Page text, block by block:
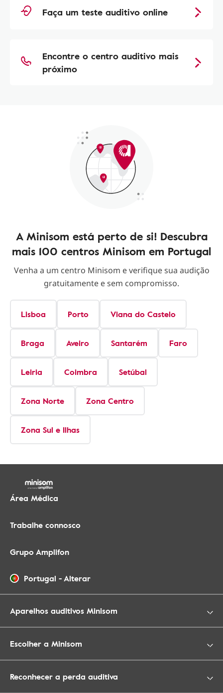
Faça um teste auditivo online
Encontre o centro auditivo mais
próximo
A Minisom está perto de si! Descubra
mais 100 centros Minisom em Portugal
Venha a um centro Minisom e verifique sua audição
gratuitamente e sem compromisso.
Lisboa Porto Viana do Castelo
Braga Aveiro Santarém Faro
Leiria Coimbra Setúbal
Zona Norte Zona Centro
Zona Sul e Ilhas
Área Médica
Trabalhe connosco
Grupo Amplifon
Portugal -Alterar
Aparelhos auditivos Minisom
Escolher a Minisom
Reconhecer a perda auditiva